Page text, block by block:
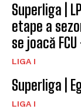
Superliga |
etape a
se joacă
LIGA I
Superliga |
LIGA I